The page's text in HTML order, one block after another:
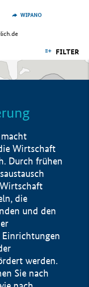
WIPANO
FILTER
Wirtschaft
Durch frühen
die
und den
werden.
Sie nach